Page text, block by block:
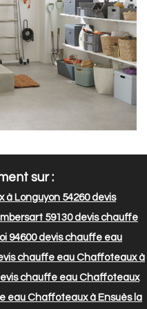
sur :
Longuyon 54260devis
59130devis chauffe
94600devis chauffe eau
chauffe eau Chaffoteaux à
chauffe eau Chaffoteaux
eau Chaffoteaux à Ensuès la